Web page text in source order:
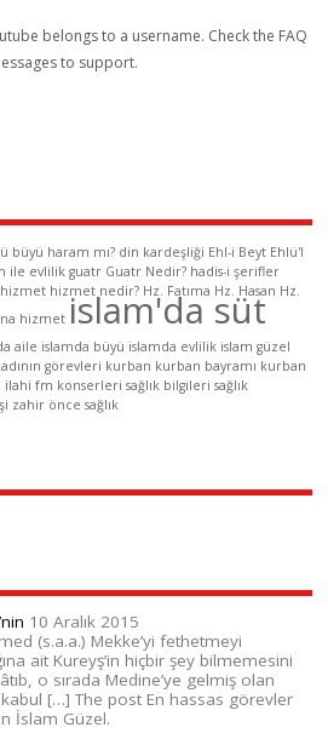
belongs to a username. Check the FAQ
to support.
büyü haram mı? din kardeşliği Ehl-i Beyt Ehlü'l
ile evlilik guatr Guatr Nedir? hadis-i şerifler
hizmet hizmet nedir? Hz. Fatıma Hz. Hasan Hz.
hizmet islam'da süt
aile islamda büyü islamda evlilik islam güzel
görevleri kurban kurban bayramı kurban
ilahi fm konserleri sağlık bilgileri sağlık
zahir önce sağlık
10 Aralık 2015
(s.a.a.) Mekke’yi fethetmeyi
ait Kureyş’in hiçbir şey bilmemesini
o sırada Medine’ye gelmiş olan
kabul […] The post En hassas görevler
İslam Güzel.